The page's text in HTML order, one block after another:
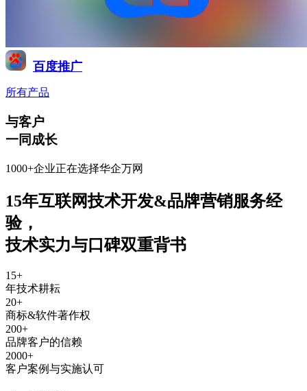
百度推广
所有产品
与客户
一同成长
1000+企业正在选择华企万网
15年互联网技术开发&品牌营销服务经
验，
技术实力与口碑双重背书
15+
年技术耕耘
20+
商标&软件著作权
200+
品牌客户的信赖
2000+
客户案例与实施认可